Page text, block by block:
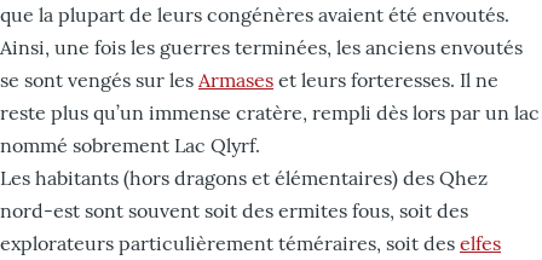
que la plupart de leurs congénères avaient été envoutés.
Ainsi, une fois les guerres terminées, les anciens envoutés
se sont vengés sur les Armases et leurs forteresses. Il ne
reste plus qu’un immense cratère, rempli dès lors par un lac
nommé sobrement Lac Qlyrf.
Les habitants (hors dragons et élémentaires) des Qhez
nord-est sont souvent soit des ermites fous, soit des
explorateurs particulièrement téméraires, soit des elfes